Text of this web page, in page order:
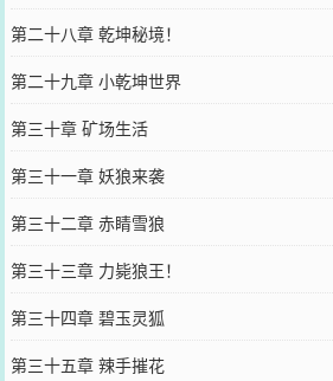
第二十八章 乾坤秘境！
第二十九章 小乾坤世界
第三十章 矿场生活
第三十一章 妖狼来袭
第三十二章 赤睛雪狼
第三十三章 力毙狼王！
第三十四章 碧玉灵狐
第三十五章 辣手摧花